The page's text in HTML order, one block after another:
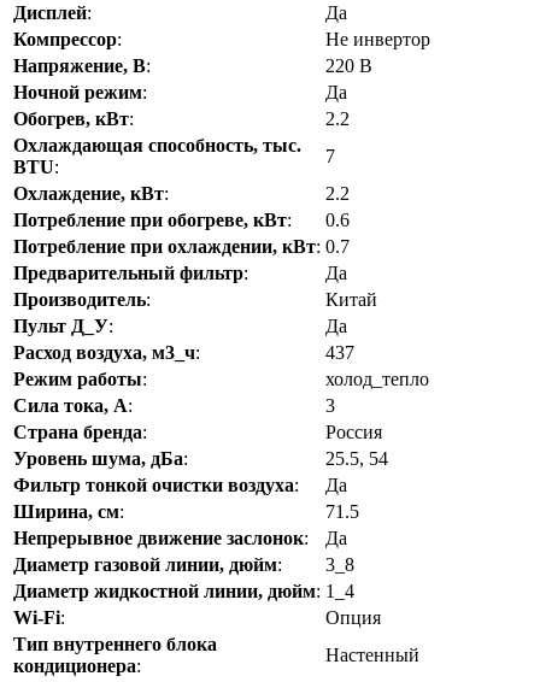
Дисплей:
Да
Компрессор:
Не инвертор
Напряжение, В:
220 В
Ночной режим:
Да
Обогрев, кВт:
2.2
Охлаждающая способность, тыс.
BTU:
7
Охлаждение, кВт:
2.2
Потребление при обогреве, кВт:
0.6
Потребление при охлаждении, кВт: 0.7
Предварительный фильтр:
Да
Производитель:
Китай
Пульт Д_У:
Да
Расход воздуха, м3_ч:
437
Режим работы:
холод_тепло
Сила тока, А:
3
Страна бренда:
Россия
Уровень шума, дБа:
25.5, 54
Фильтр тонкой очистки воздуха:
Да
Ширина, см:
71.5
Непрерывное движение заслонок:
Да
Диаметр газовой линии, дюйм:
3_8
Диаметр жидкостной линии, дюйм: 1_4
Wi-Fi:
Опция
Тип внутреннего блока
кондиционера:
Настенный